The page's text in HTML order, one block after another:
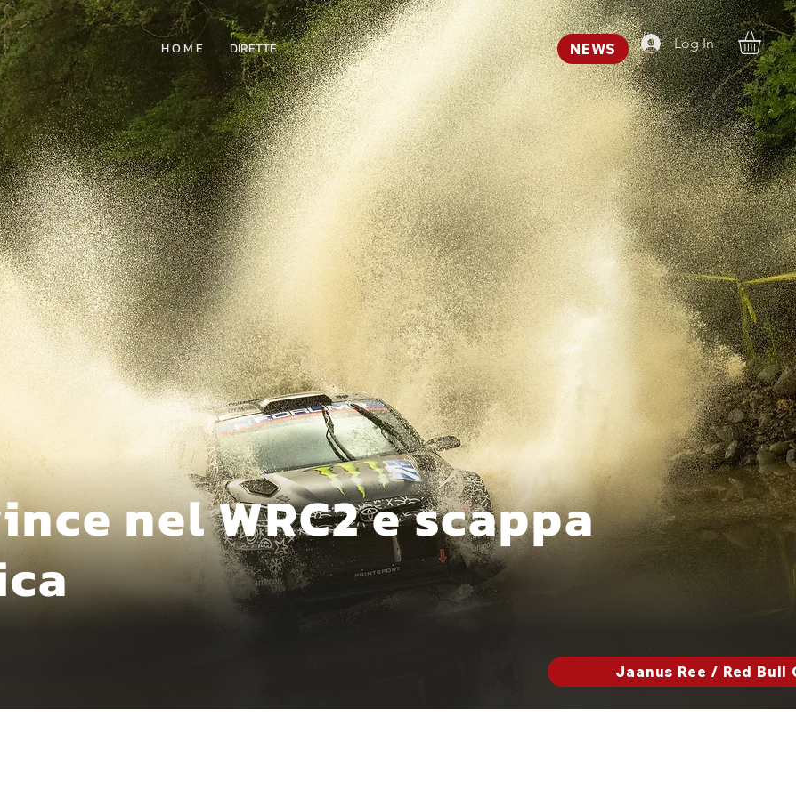
Log In
H O M E DIRETTE NEWS
nel WRC2 e scappa
Jaanus Ree / Red Bull